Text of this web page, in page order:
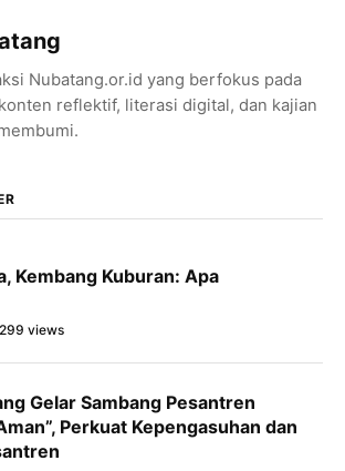
Nubatang.or.id yang berfokus pada
reflektif, literasi digital, dan kajian
Kembang Kuburan: Apa
299 views
Gelar Sambang Pesantren
Perkuat Kepengasuhan dan